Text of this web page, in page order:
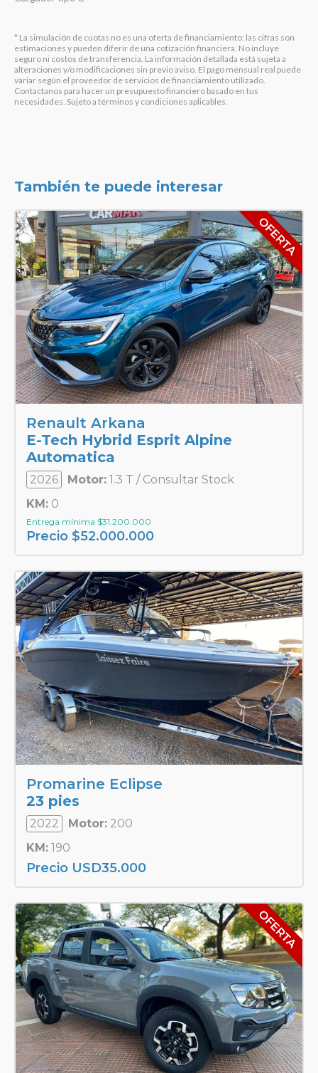
* La simulación de cuotas no es una oferta de financiamiento: las cifras son
estimaciones y pueden diferir de una cotización financiera. No incluye
seguro ni costos de transferencia. La información detallada está sujeta a
alteraciones y/o modificaciones sin previo aviso. El pago mensual real puede
variar según el proveedor de servicios de financiamiento utilizado.
Contactanos para hacer un presupuesto financiero basado en tus
necesidades. Sujeto a términos y condiciones aplicables.
También te puede interesar
Renault Arkana
E-Tech Hybrid Esprit Alpine
Automatica
2026 Motor: 1.3 T / Consultar Stock
KM: 0
Entrega mínima $31.200.000
Precio $52.000.000
Promarine Eclipse
23 pies
2022 Motor: 200
KM: 190
Precio USD35.000